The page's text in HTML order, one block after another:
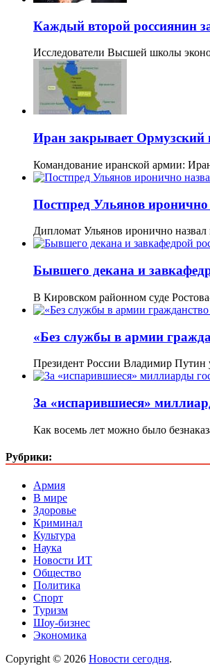
Каждый второй россиянин
Исследователи Высшей школы
Иран закрывает Ормузский
Командование иранской армии:
Постпред Ульянов
Дипломат Ульянов иронично
Бывшего декана и
В Кировском районном суде
«Без службы в армии
Президент России Владимир Путин
За «испарившиеся»
Как восемь лет можно было
Рубрики:
Армия
В мире
Здоровье
Криминал
Культура
Наука
Новости ИТ
Общество
Политика
Спорт
Туризм
Шоу-бизнес
Экономика
Copyright © 2026 Новости сегодня.